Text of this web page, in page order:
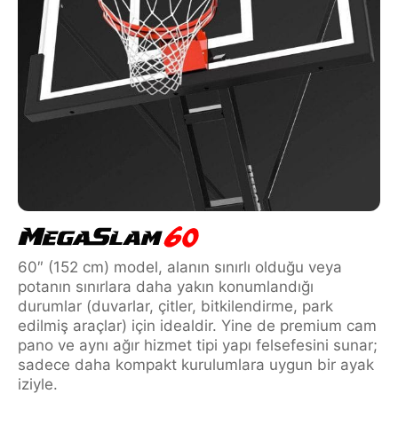
60″ (152 cm) model, alanın sınırlı olduğu veya
potanın sınırlara daha yakın konumlandığı
durumlar (duvarlar, çitler, bitkilendirme, park
edilmiş araçlar) için idealdir. Yine de premium cam
pano ve aynı ağır hizmet tipi yapı felsefesini sunar;
sadece daha kompakt kurulumlara uygun bir ayak
iziyle.